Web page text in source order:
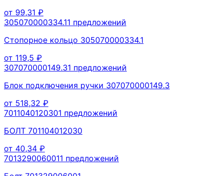
от 99,31 ₽
305070000334.11 предложений
Стопорное кольцо 305070000334.1
от 119,5 ₽
307070000149.31 предложений
Блок подключения ручки 307070000149.3
от 518,32 ₽
7011040120301 предложений
БОЛТ 701104012030
от 40,34 ₽
7013290060011 предложений